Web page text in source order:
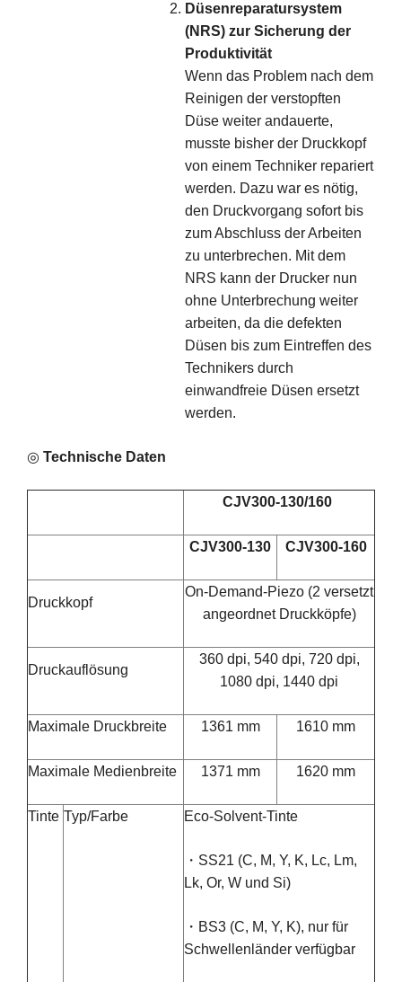
Düsenreparatursystem
(NRS) zur Sicherung der
Produktivität
Wenn das Problem nach dem
Reinigen der verstopften
Düse weiter andauerte,
musste bisher der Druckkopf
von einem Techniker repariert
werden. Dazu war es nötig,
den Druckvorgang sofort bis
zum Abschluss der Arbeiten
zu unterbrechen. Mit dem
NRS kann der Drucker nun
ohne Unterbrechung weiter
arbeiten, da die defekten
Düsen bis zum Eintreffen des
Technikers durch
einwandfreie Düsen ersetzt
werden.
◎ Technische Daten
CJV300-130/160
CJV300-130 CJV300-160
Druckkopf
On-Demand-Piezo (2 versetzt
angeordnet Druckköpfe)
Druckauflösung
360 dpi, 540 dpi, 720 dpi,
1080 dpi, 1440 dpi
Maximale Druckbreite 1361 mm 1610 mm
Maximale Medienbreite 1371 mm 1620 mm
Tinte Typ/Farbe Eco-Solvent-Tinte
・SS21 (C, M, Y, K, Lc, Lm,
Lk, Or, W und Si)
・BS3 (C, M, Y, K), nur für
Schwellenländer verfügbar